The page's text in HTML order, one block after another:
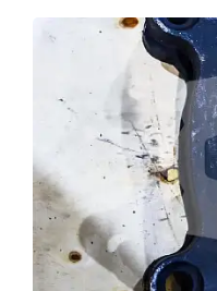
Контакты
3D тур по производству
3D тур по складам
sksale@skdst.ru
+7 (499) 394-50-